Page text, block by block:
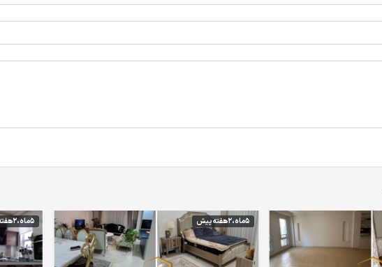
5 ماه،2 هفته پیش 5 ماه،2 هفته پیش